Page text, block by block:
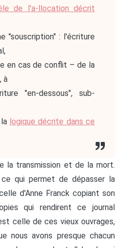
de l'a-llocation décrit
"souscription" : l'écriture
en cas de conflit – de la
à
"en-dessous", sub-
logique décrite dans ce
la transmission et de la mort.
qui permet de dépasser la
d'Anne Franck copiant son
qui rendirent ce journal
celle de ces vieux ouvrages,
nous avons presque chacun